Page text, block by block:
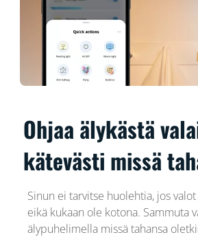
Ohjaa älykästä
kätevästi missä
Sinun ei tarvitse huolehtia, jos
eikä kukaan ole kotona. Sammuta
älypuhelimella missä tahansa